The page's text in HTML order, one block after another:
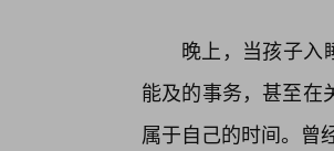
晚上，当孩子入
能及的事务，甚至在
属于自己的时间。曾